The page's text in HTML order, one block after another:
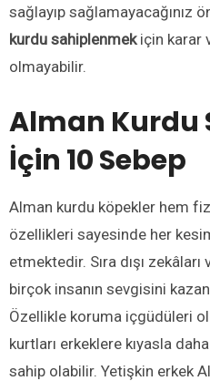
sağlayıp sağlamayacağınız
kurdu sahiplenmekiçin karar
olmayabilir.
Alman Kurdu
İçin 10 Sebep
Alman kurdu köpekler hem
özellikleri sayesinde her
etmektedir. Sıra dışı
birçok insanın sevgisini
Özellikle koruma içgüdüleri
kurtları erkeklere kıyasla
sahip olabilir. Yetişkin erkek